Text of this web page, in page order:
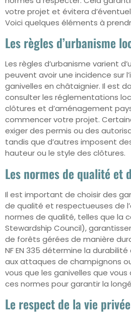
votre projet et évitera
Voici quelques éléments à
Les règles d’urbanisme
Les règles d’urbanisme varient
peuvent avoir une incidence sur
ganivelles en châtaignier. Il est
consulter les réglementations
clôtures et d’aménagement
commencer votre projet.
exiger des permis ou des
tandis que d’autres imposent
hauteur ou le style des clôtures.
Les normes de qualité et
Il est important de choisir des
de qualité et respectueuses de
normes de qualité, telles que la
Stewardship Council),
de forêts gérées de manière
NF EN 335 détermine la
aux attaques de champignons
vous que les ganivelles que
ces normes pour garantir la
Le respect de la vie